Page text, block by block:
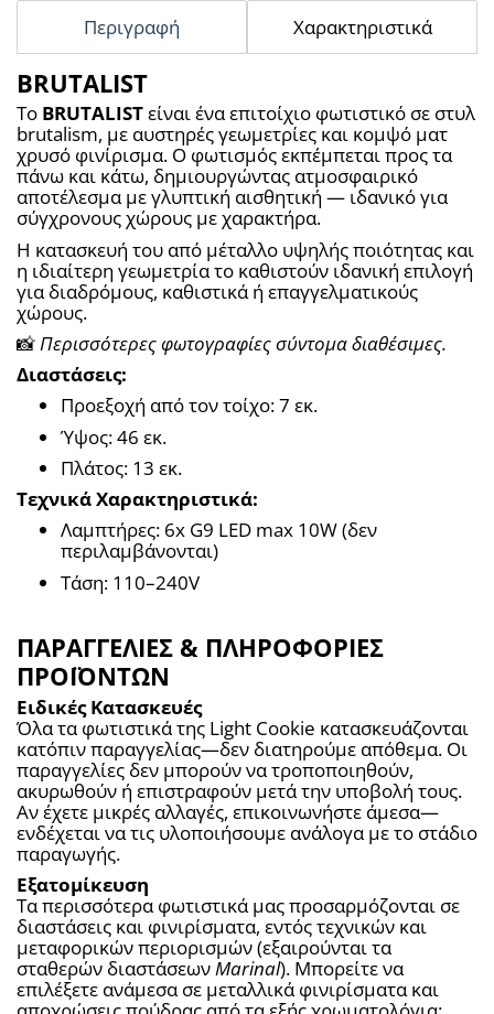
Περιγραφή Χαρακτηριστικά
BRUTALIST
Το BRUTALIST είναι ένα επιτοίχιο φωτιστικό σε στυλ
brutalism, με αυστηρές γεωμετρίες και κομψό ματ
χρυσό φινίρισμα. Ο φωτισμός εκπέμπεται προς τα
πάνω και κάτω, δημιουργώντας ατμοσφαιρικό
αποτέλεσμα με γλυπτική αισθητική — ιδανικό για
σύγχρονους χώρους με χαρακτήρα.
Η κατασκευή του από μέταλλο υψηλής ποιότητας και
η ιδιαίτερη γεωμετρία το καθιστούν ιδανική επιλογή
για διαδρόμους, καθιστικά ή επαγγελματικούς
χώρους.
📸 Περισσότερες φωτογραφίες σύντομα διαθέσιμες.
Διαστάσεις:
Προεξοχή από τον τοίχο: 7 εκ.
Ύψος: 46 εκ.
Πλάτος: 13 εκ.
Τεχνικά Χαρακτηριστικά:
Λαμπτήρες: 6x G9 LED max 10W (δεν
περιλαμβάνονται)
Τάση: 110–240V
ΠΑΡΑΓΓΕΛΙΕΣ & ΠΛΗΡΟΦΟΡΙΕΣ
ΠΡΟΪΟΝΤΩΝ
Ειδικές Κατασκευές
Όλα τα φωτιστικά της Light Cookie κατασκευάζονται
κατόπιν παραγγελίας—δεν διατηρούμε απόθεμα. Οι
παραγγελίες δεν μπορούν να τροποποιηθούν,
ακυρωθούν ή επιστραφούν μετά την υποβολή τους.
Αν έχετε μικρές αλλαγές, επικοινωνήστε άμεσα—
ενδέχεται να τις υλοποιήσουμε ανάλογα με το στάδιο
παραγωγής.
Εξατομίκευση
Τα περισσότερα φωτιστικά μας προσαρμόζονται σε
διαστάσεις και φινιρίσματα, εντός τεχνικών και
μεταφορικών περιορισμών (εξαιρούνται τα
σταθερών διαστάσεων Marinal). Μπορείτε να
επιλέξετε ανάμεσα σε μεταλλικά φινιρίσματα και